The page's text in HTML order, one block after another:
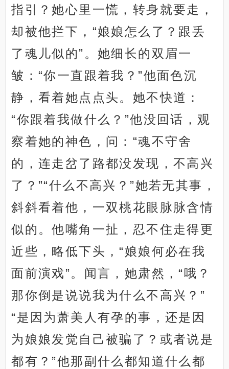
指引？她心里一慌，转身就要走，
却被他拦下，“娘娘怎么了？跟丢
了魂儿似的”。她细长的双眉一
皱：“你一直跟着我？”他面色沉
静，看着她点点头。她不快道：
“你跟着我做什么？”他没回话，观
察着她的神色，问：“魂不守舍
的，连走岔了路都没发现，不高兴
了？”“什么不高兴？”她若无其事，
斜斜看着他，一双桃花眼脉脉含情
似的。他嘴角一扯，忍不住走得更
近些，略低下头，“娘娘何必在我
面前演戏”。闻言，她肃然，“哦？
那你倒是说说我为什么不高兴？”
“是因为萧美人有孕的事，还是因
为娘娘发觉自己被骗了？或者说是
都有？”他那副什么都知道什么都